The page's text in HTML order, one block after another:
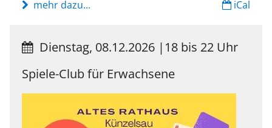
iCal
mehr dazu...
Dienstag, 08.12.2026 | 18 bis 22 Uhr
Spiele-Club für Erwachsene